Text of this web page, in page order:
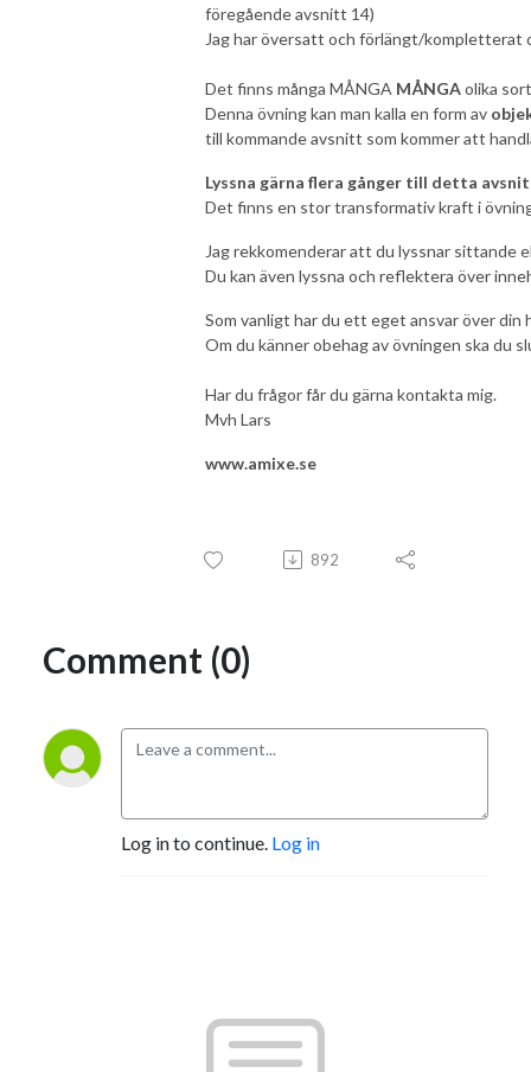
föregående avsnitt 14)
Jag har översatt och förlängt/kompletterat
Det finns många MÅNGA MÅNGAolika
Denna övning kan man kalla en form av
till kommande avsnitt som kommer att
Lyssna gärna flera gånger till detta
Det finns en stor transformativ kraft i
Jag rekkomenderar att du lyssnar sittande
Du kan även lyssna och reflektera över
Som vanligt har du ett eget ansvar över din
Om du känner obehag av övningen ska du
Har du frågor får du gärna kontakta mig.
Mvh Lars
www.amixe.se
892
Comment (0)
Log in to continue. Log in